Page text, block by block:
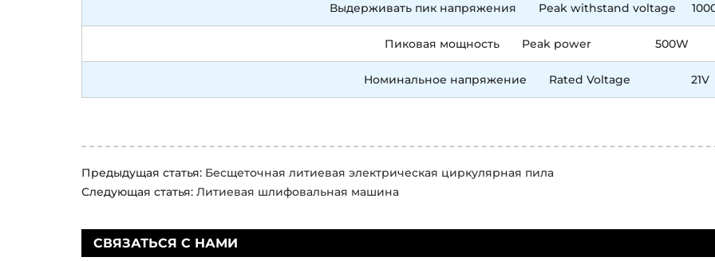
Выдерживать пик напряжения Peak withstand voltage
Пиковая мощность Peak power 500W
Номинальное напряжение Rated Voltage 21V
Предыдущая статья: Бесщеточная литиевая электрическая циркулярная пила
Следующая статья: Литиевая шлифовальная машина
СВЯЗАТЬСЯ С НАМИ